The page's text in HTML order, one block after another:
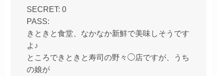
SECRET: 0
PASS:
きときと食堂、なかなか新鮮で美味しそうです
よ♪
ところできときと寿司の野々◯店ですが、うち
の娘が